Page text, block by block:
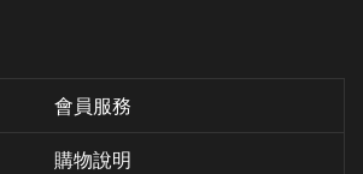
會員服務
購物說明